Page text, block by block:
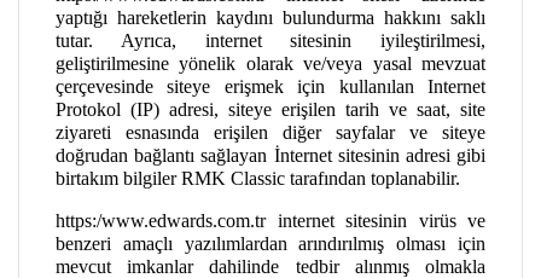
yaptığı hareketlerin kaydını bulundurma hakkını saklı
tutar. Ayrıca, internet sitesinin iyileştirilmesi,
geliştirilmesine yönelik olarak ve/veya yasal mevzuat
çerçevesinde siteye erişmek için kullanılan Internet
Protokol (IP) adresi, siteye erişilen tarih ve saat, site
ziyareti esnasında erişilen diğer sayfalar ve siteye
doğrudan bağlantı sağlayan İnternet sitesinin adresi gibi
birtakım bilgiler RMK Classic tarafından toplanabilir.
https:/www.edwards.com.tr internet sitesinin virüs ve
benzeri amaçlı yazılımlardan arındırılmış olması için
mevcut imkanlar dahilinde tedbir alınmış olmakla